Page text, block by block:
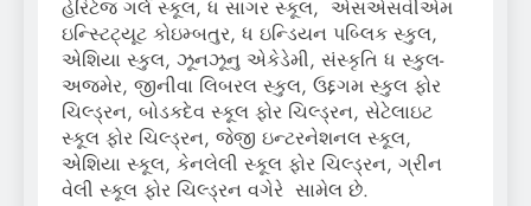
હેરિટેજ ગર્લ સ્કૂલ, ધ સાગર સ્કૂલ, એસએસવીએમ
ઇન્સ્ટિટ્યૂટ કોઇમ્બતુર, ધ ઇન્ડિયન પબ્લિક સ્કુલ,
એશિયા સ્કુલ, ઝૂનઝૂનુ એકેડેમી, સંસ્કૃતિ ધ સ્કુલ-
અજમેર, જીનીવા લિબરલ સ્કુલ, ઉદ્દગમ સ્કુલ ફોર
ચિલ્ડ્રન, બોડકદેવ સ્કૂલ ફોર ચિલ્ડ્રન, સેટેલાઇટ
સ્કૂલ ફોર ચિલ્ડ્રન, જેજી ઇન્ટરનેશનલ સ્કૂલ,
એશિયા સ્કૂલ, કેનલેલી સ્કૂલ ફોર ચિલ્ડ્રન, ગ્રીન
વેલી સ્કૂલ ફોર ચિલ્ડ્રન વગેરે સામેલ છે.